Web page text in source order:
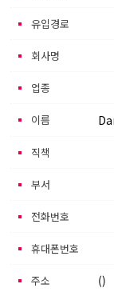
유입경로
회사명
업종
이름
직책
부서
전화번호
휴대폰번호
주소 ()